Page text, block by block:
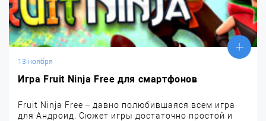
13 ноября
Игра Fruit Ninja Free для смартфонов
Fruit Ninja Free – давно полюбившаяся всем игра
для Андроид. Сюжет игры достаточно простой и